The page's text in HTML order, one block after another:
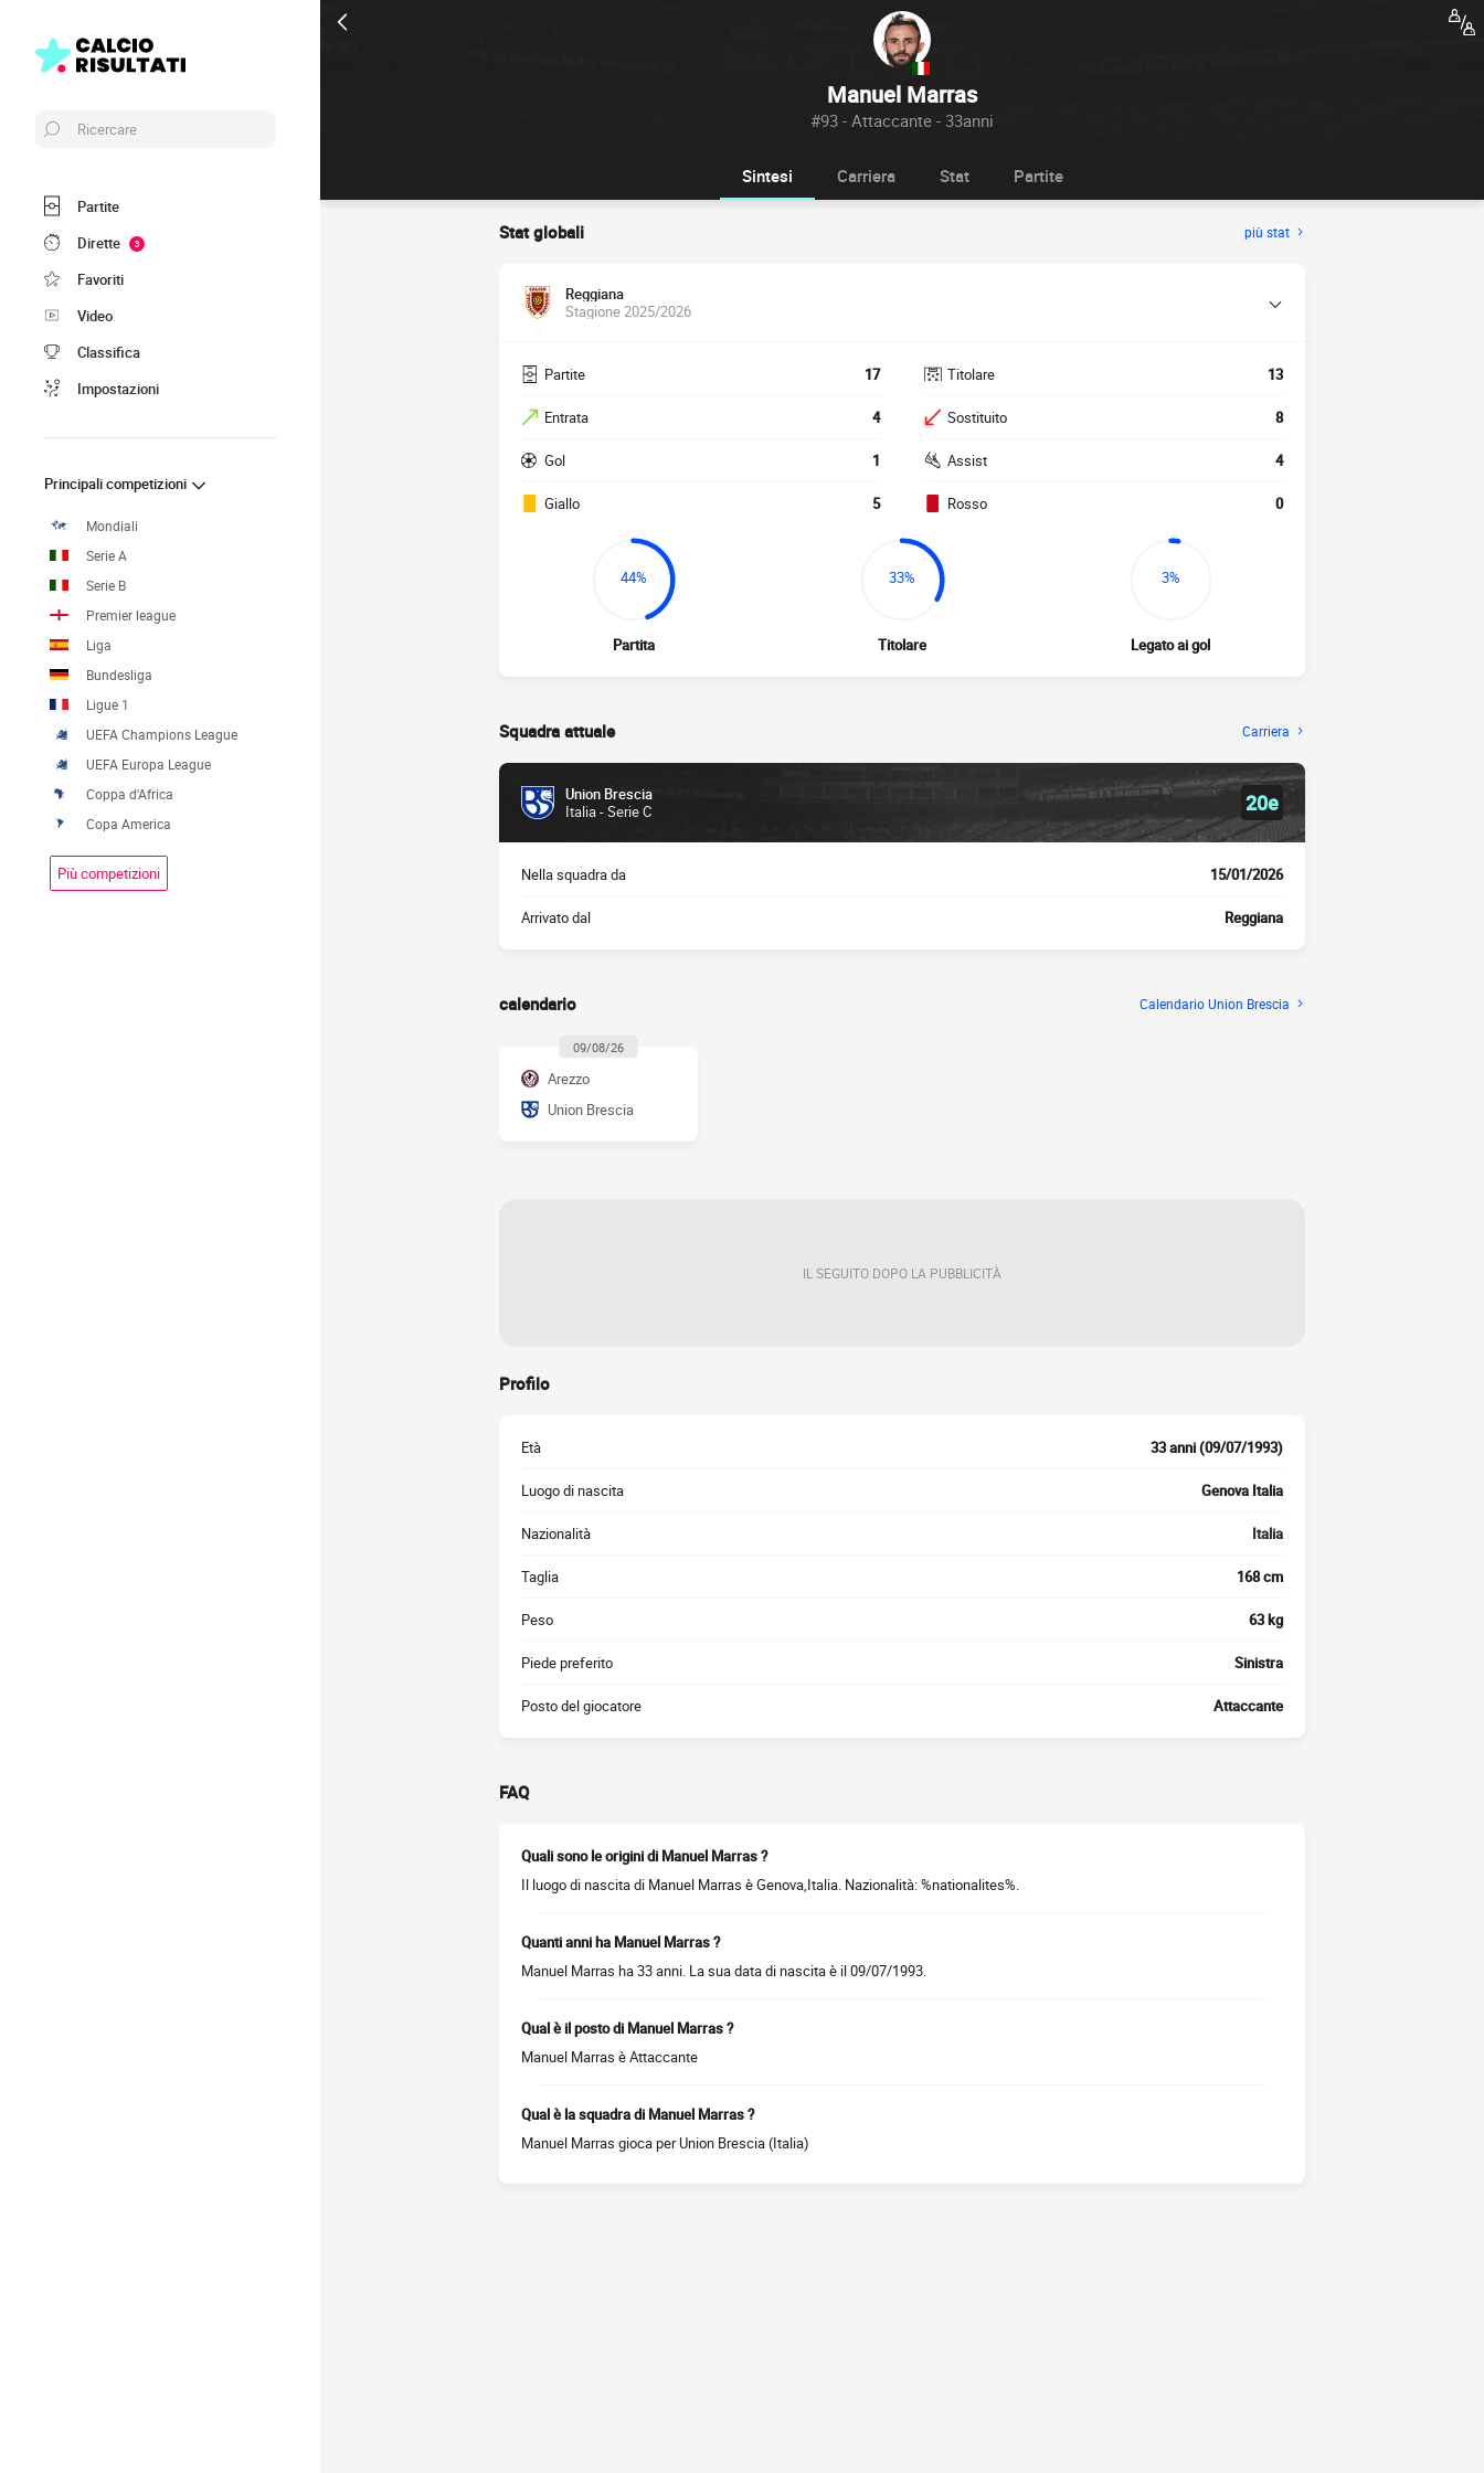
Manuel Marras
#93 - Attaccante - 33anni
Ricercare
Partite
Dirette
3
Favoriti
Video
Classifica
Impostazioni
Principali competizioni
Mondiali
Serie A
Serie B
Premier league
Liga
Bundesliga
Ligue 1
UEFA Champions League
UEFA Europa League
Coppa d'Africa
Copa America
Più competizioni
Sintesi Carriera Stat Partite
Stat globali più stat
Reggiana
Stagione 2025/2026
Partite 17
Entrata 4
Gol 1
Giallo 5
Titolare 13
Sostituito 8
Assist 4
Rosso 0
44%
Partita
33%
Titolare
3%
Legato ai gol
Squadra attuale Carriera
Union Brescia
Italia - Serie C
20e
Nella squadra da 15/01/2026
Arrivato dal Reggiana
calendario Calendario Union Brescia
09/08/26
Arezzo
Union Brescia
IL SEGUITO DOPO LA PUBBLICITÀ
Profilo
Età 33 anni (09/07/1993)
Luogo di nascita Genova Italia
Nazionalità Italia
Taglia 168 cm
Peso 63 kg
Piede preferito Sinistra
Posto del giocatore Attaccante
FAQ
Quali sono le origini di Manuel Marras ?
Il luogo di nascita di Manuel Marras è Genova,Italia. Nazionalità: %nationalites%.
Quanti anni ha Manuel Marras ?
Manuel Marras ha 33 anni. La sua data di nascita è il 09/07/1993.
Qual è il posto di Manuel Marras ?
Manuel Marras è Attaccante
Qual è la squadra di Manuel Marras ?
Manuel Marras gioca per Union Brescia (Italia)